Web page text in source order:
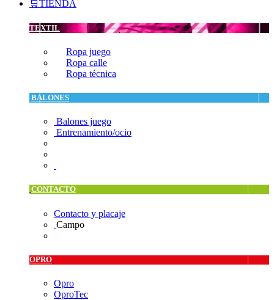
🛒TIENDA
TEXTIL
Ropa juego
Ropa calle
Ropa técnica
BALONES
Balones juego
Entrenamiento/ocio
CONTACTO
Contacto y placaje
Campo
OPRO
Opro
OproTec